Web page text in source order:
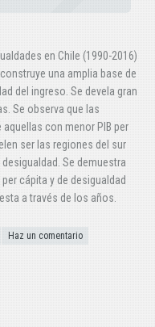
en Chile (1990-2016)
una amplia base de
del ingreso. Se devela gran
Se observa que las
con menor PIB per
ser las regiones del sur
Se demuestra
cápita y de desigualdad
a través de los años.
Haz un comentario